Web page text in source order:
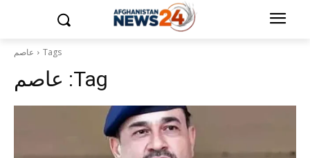
Tags عاصم
Tag: عاصم